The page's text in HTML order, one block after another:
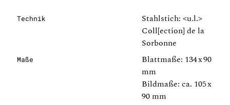
Technik
Stahlstich: <u.l.>
Coll[ection] de la
Sorbonne
Maße
Blattmaße: 134 x 90
mm
Bildmaße: ca. 105 x
90 mm